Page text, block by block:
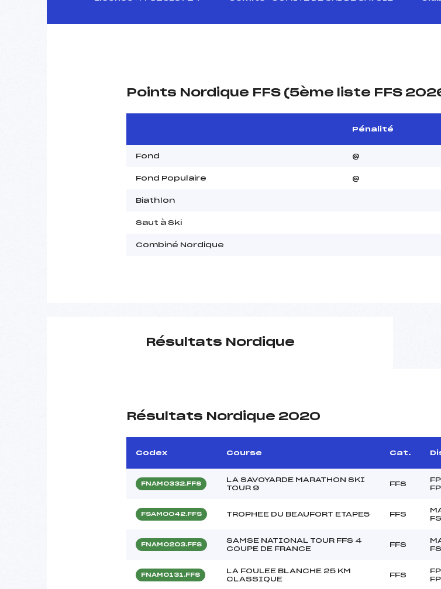
Points Nordique FFS (5ème liste FFS
Pénalité
Fond @
Fond Populaire @
Biathlon
Saut à Ski
Combiné Nordique
Résultats Nordique
Résultats Nordique 2020
Codex Course Cat.
FNAM0332.FFS
LA SAVOYARDE MARATHON SKI
TOUR 9
FFS
FSAM0042.FFS TROPHEE DU BEAUFORT ETAPE5 FFS
FNAM0203.FFS
SAMSE NATIONAL TOUR FFS 4
COUPE DE FRANCE
FFS
FNAM0131.FFS
LA FOULEE BLANCHE 25 KM
CLASSIQUE
FFS